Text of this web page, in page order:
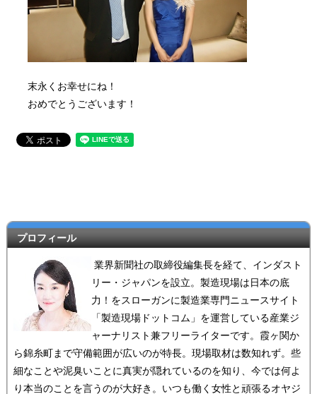
末永くお幸せにね！
おめでとうございます！
プロフィール
業界新聞社の取締役編集長を経て、インダスト
リー・ジャパンを設立。製造現場は日本の底
力！をスローガンに製造業専門ニュースサイト
「製造現場ドットコム」を運営している産業ジ
ャーナリスト兼フリーライターです。霞ヶ関か
ら錦糸町まで守備範囲が広いのが特長。現場取材は数知れず。些
細なことや泥臭いことに真実が隠れているのを知り、今では何よ
り本当のことを言うのが大好き。いつも働く女性と頑張るオヤジ